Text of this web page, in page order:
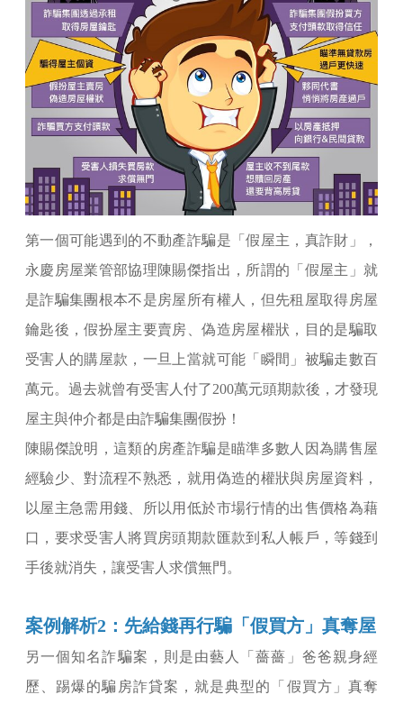
第一個可能遇到的不動產詐騙是「假屋主，真詐財」，
永慶房屋業管部協理陳賜傑指出，所謂的「假屋主」就
是詐騙集團根本不是房屋所有權人，但先租屋取得房屋
鑰匙後，假扮屋主要賣房、偽造房屋權狀，目的是騙取
受害人的購屋款，一旦上當就可能「瞬間」被騙走數百
萬元。過去就曾有受害人付了200萬元頭期款後，才發現
屋主與仲介都是由詐騙集團假扮！
陳賜傑說明，這類的房產詐騙是瞄準多數人因為購售屋
經驗少、對流程不熟悉，就用偽造的權狀與房屋資料，
以屋主急需用錢、所以用低於市場行情的出售價格為藉
口，要求受害人將買房頭期款匯款到私人帳戶，等錢到
手後就消失，讓受害人求償無門。
案例解析2：先給錢再行騙「假買方」真奪屋
另一個知名詐騙案，則是由藝人「薔薔」爸爸親身經
歷、踢爆的騙房詐貸案，就是典型的「假買方」真奪